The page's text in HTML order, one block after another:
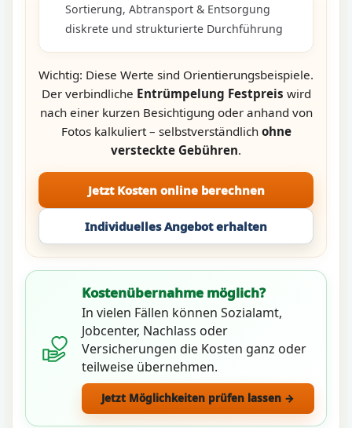
Sortierung, Abtransport & Entsorgung
diskrete und strukturierte Durchführung
Wichtig: Diese Werte sind Orientierungsbeispiele.
Der verbindliche Entrümpelung Festpreis wird
nach einer kurzen Besichtigung oder anhand von
Fotos kalkuliert – selbstverständlich ohne
versteckte Gebühren.
Jetzt Kosten online berechnen
Individuelles Angebot erhalten
Kostenübernahme möglich?
In vielen Fällen können Sozialamt,
Jobcenter, Nachlass oder
Versicherungen die Kosten ganz oder
teilweise übernehmen.
Jetzt Möglichkeiten prüfen lassen →